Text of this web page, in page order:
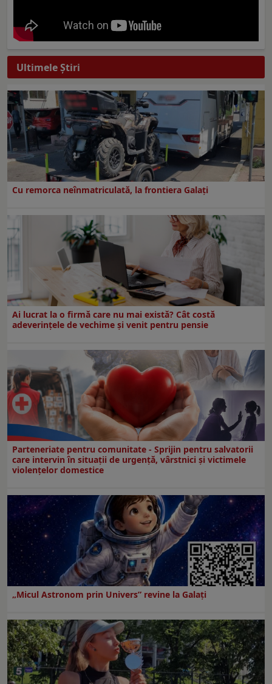
Ultimele Ştiri
Cu remorca neînmatriculată, la frontiera Galați
Ai lucrat la o firmă care nu mai există? Cât costă
adeverințele de vechime și venit pentru pensie
Parteneriate pentru comunitate - Sprijin pentru salvatorii
care intervin în situații de urgență, vârstnici și victimele
violențelor domestice
„Micul Astronom prin Univers” revine la Galați